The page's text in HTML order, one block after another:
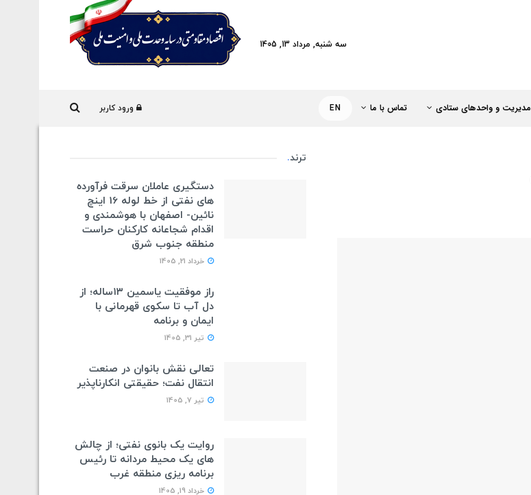
سه شنبه, مرداد 13, 1405
مدیریت و واحدهای ستادی تماس با ما EN ورود کاربر
ترند.
دستگیری عاملان سرقت فرآورده
های نفتی از خط لوله 16 اینچ
نائین- اصفهان با هوشمندی و
اقدام شجاعانه کارکنان حراست
منطقه جنوب شرق
خرداد 21, 1405
راز موفقیت یاسمین ۱۳ساله؛ از
دل آب تا سکوی قهرمانی با
ایمان و برنامه
تیر 31, 1405
تعالی نقش بانوان در صنعت
انتقال نفت؛ حقیقتی انکارناپذیر
تیر 7, 1405
روایت یک بانوی نفتی؛ از چالش
های یک محیط مردانه تا رئیس
برنامه ریزی منطقه غرب
خرداد 19, 1405